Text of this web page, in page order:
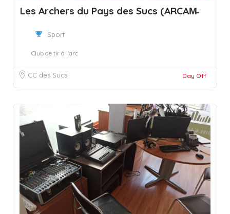
Les Archers du Pays des Sucs (ARCAM̵
Sport
Club de tir à l'arc
CC des Sucs Day Off